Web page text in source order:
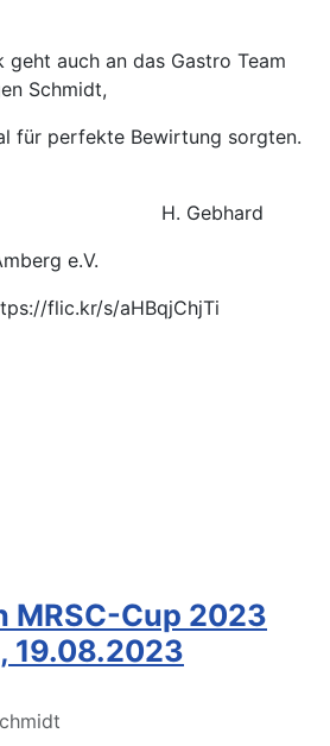
geht auch an das Gastro Team
Schmidt,
für perfekte Bewirtung sorgten.
e.V.
flic.kr/s/aHBqjChjTi
MRSC-Cup 2023
19.08.2023